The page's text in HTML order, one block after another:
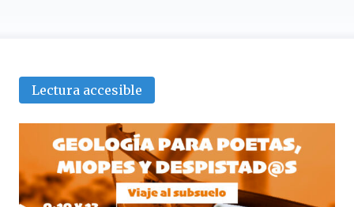
Lectura accesible